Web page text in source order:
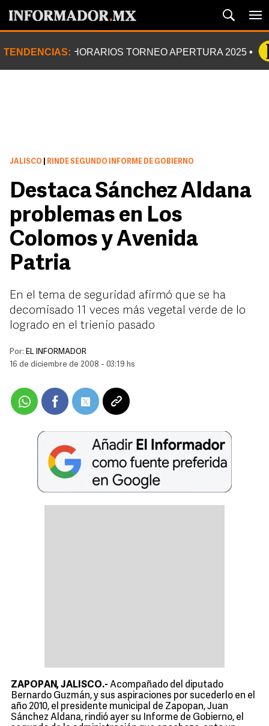
TENDENCIAS: HORARIOS TORNEO APERTURA 2025
JALISCO RINDE SEGUNDO INFORME DE GOBIERNO
Destaca Sánchez Aldana
problemas en Los
Colomos y Avenida
Patria
En el tema de seguridad afirmó que se ha
decomisado 11 veces más vegetal verde de lo
logrado en el trienio pasado
Por: EL INFORMADOR
16 de diciembre de 2008 - 03:19 hs
ZAPOPAN, JALISCO.- Acompañado del diputado
Bernardo Guzmán, y sus aspiraciones por sucederlo en el
año 2010, el presidente municipal de Zapopan, Juan
Sánchez Aldana, rindió ayer su Informe de Gobierno, el